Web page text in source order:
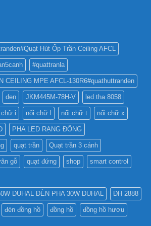
QUẢNG
CÁO?
TỐT
NHẤT
?
Hút Ốp Trần Ceiling AFCL
#quattranla
CEILING MPE AFCL-130R6#quathuttranden
den JKM445M-78H-V led tha 8058
chữ i nối chữ l nối chữ t nối chữ x
PHA LED RẠNG ĐÔNG
quạt trần Quạt trần 3 cánh
gỗ quạt đứng shop smart control
DUHAL ĐÈN PHA 30W DUHAL ĐH 2888
đèn đồng hồ đồng hồ đồng hồ hươu